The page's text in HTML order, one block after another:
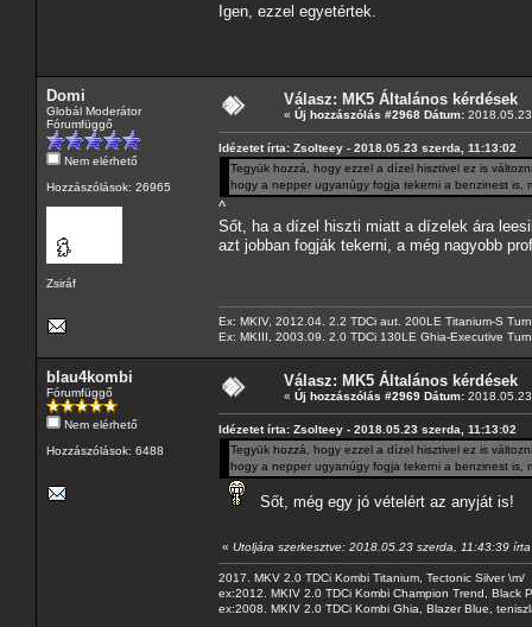
Igen, ezzel egyetértek.
Domi
Globál Moderátor
Fórumfüggő
Nem elérhető
Hozzászólások: 26965
Zsiráf
Válasz: MK5 Általános kérdések
« Új hozzászólás #2968 Dátum:
Idézetet írta: Zsolteey - 2018.05.23 szerda, 11:13:02
Tegyük hozzá, hogy ezzel a dízel hisztivel ez is
hogy a nepper ugyanúgy fogja tekerni a benzinest is,
^
Sőt, ha a dízel hiszti miatt a dízelek ára
azt jobban fogják tekerni, a még nagyobb
Ex: MKIV, 2012.04. 2.2 TDCi aut. 200LE Titanium-S
Ex: MKIII, 2003.09. 2.0 TDCi 130LE Ghia-Executive
blau4kombi
Fórumfüggő
Nem elérhető
Hozzászólások: 6488
Válasz: MK5 Általános kérdések
« Új hozzászólás #2969 Dátum:
Idézetet írta: Zsolteey - 2018.05.23 szerda, 11:13:02
Tegyük hozzá, hogy ezzel a dízel hisztivel ez is
hogy a nepper ugyanúgy fogja tekerni a benzinest is,
Sőt, még egy jó vételért az anyját is!
« Utoljára szerkesztve: 2018.05.23 szerda, 11:43:39
2017. MKV 2.0 TDCi Kombi Titanium, Tectonic Silver \m/
ex:2012. MKIV 2.0 TDCi Kombi Champion Trend, Black
ex:2008. MKIV 2.0 TDCi Kombi Ghia, Blazer Blue,